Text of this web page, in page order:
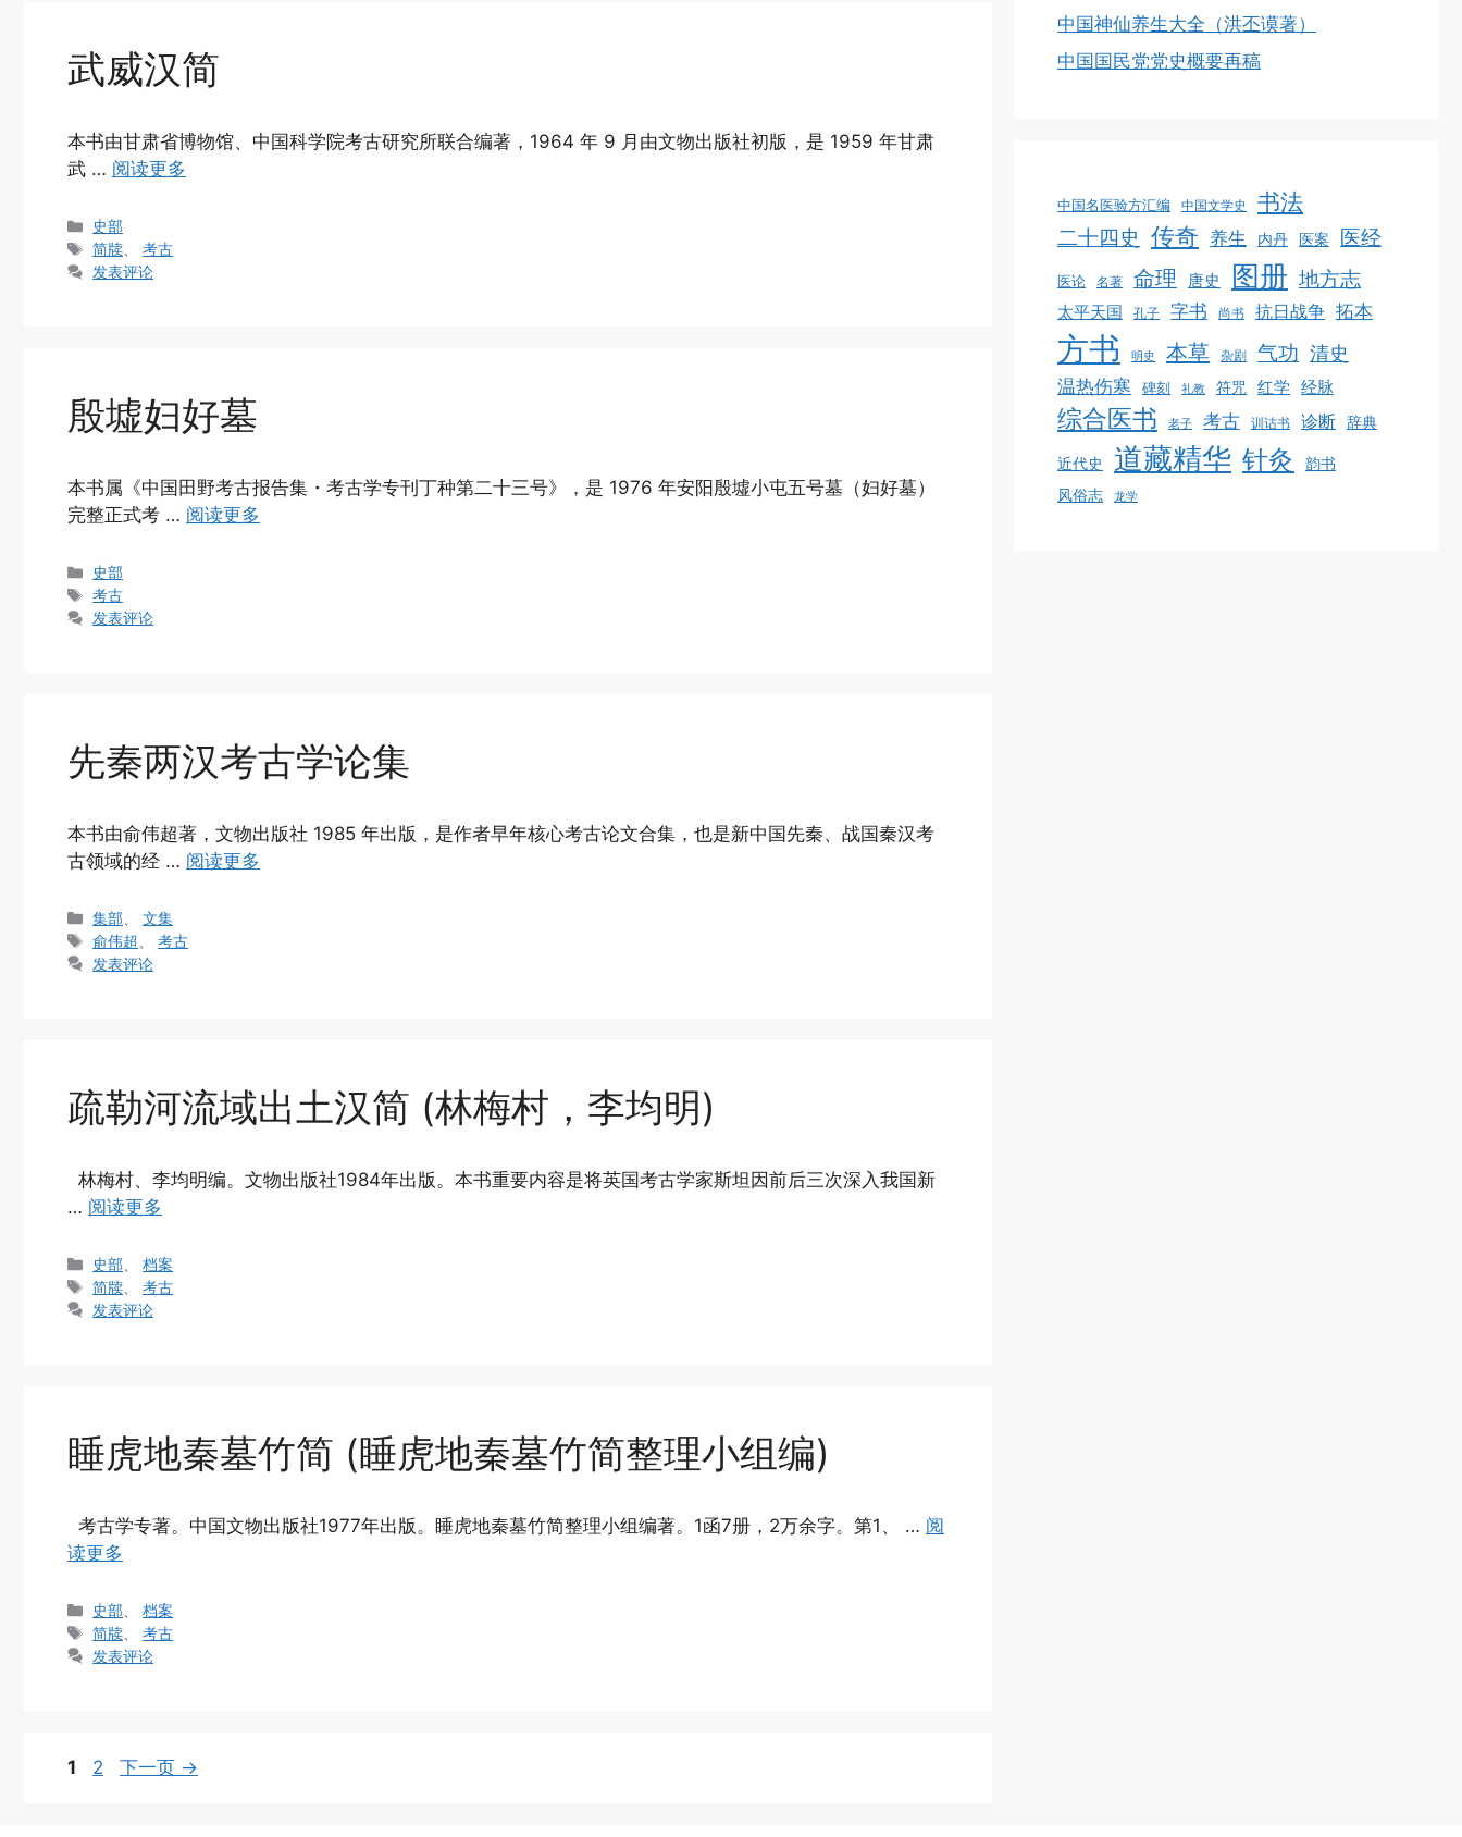
武威汉简
本书由甘肃省博物馆、中国科学院考古研究所联合编著，1964 年 9 月由文物出版社初版，是 1959 年甘肃
武 … 阅读更多
分
类
史部
标
签
简牍 、考古
发表评论
殷墟妇好墓
本书属《中国田野考古报告集・考古学专刊丁种第二十三号》，是 1976 年安阳殷墟小屯五号墓（妇好墓）
完整正式考 … 阅读更多
分
类
史部
标
签
考古
发表评论
先秦两汉考古学论集
本书由俞伟超著，文物出版社 1985 年出版，是作者早年核心考古论文合集，也是新中国先秦、战国秦汉考
古领域的经 … 阅读更多
分
类
集部 、文集
标
签
俞伟超 、考古
发表评论
疏勒河流域出土汉简 (林梅村，李均明)
林梅村、李均明编。文物出版社1984年出版。本书重要内容是将英国考古学家斯坦因前后三次深入我国新
… 阅读更多
分
类
史部 、档案
标
签
简牍 、考古
发表评论
睡虎地秦墓竹简 (睡虎地秦墓竹简整理小组编)
考古学专著。中国文物出版社1977年出版。睡虎地秦墓竹简整理小组编著。1函7册，2万余字。第1、 … 阅
读更多
分
类
史部 、档案
标
签
简牍 、考古
发表评论
页
1
页
2 下一页 →
中国神仙养生大全（洪丕谟著）
中国国民党党史概要再稿
中国名医验方汇编 中国文学史 书法
二十四史 传奇 养生 内丹 医案 医经
医论 名著 命理 唐史 图册 地方志
太平天国 孔子 字书 尚书 抗日战争 拓本
方书 明史 本草 杂剧 气功 清史
温热伤寒 碑刻 礼教 符咒 红学 经脉
综合医书 老子 考古 训诂书 诊断 辞典
近代史 道藏精华 针灸 韵书
风俗志 龙学